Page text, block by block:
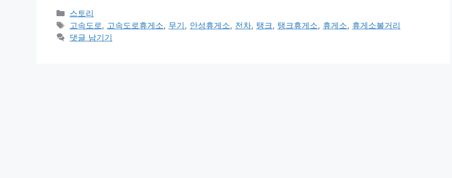
카
테
고
스토리
태
그
고속도로, 고속도로휴게소, 무기, 안성휴게소, 전차, 탱크, 탱크휴게소, 휴게소, 휴게소볼거리
댓글 남기기